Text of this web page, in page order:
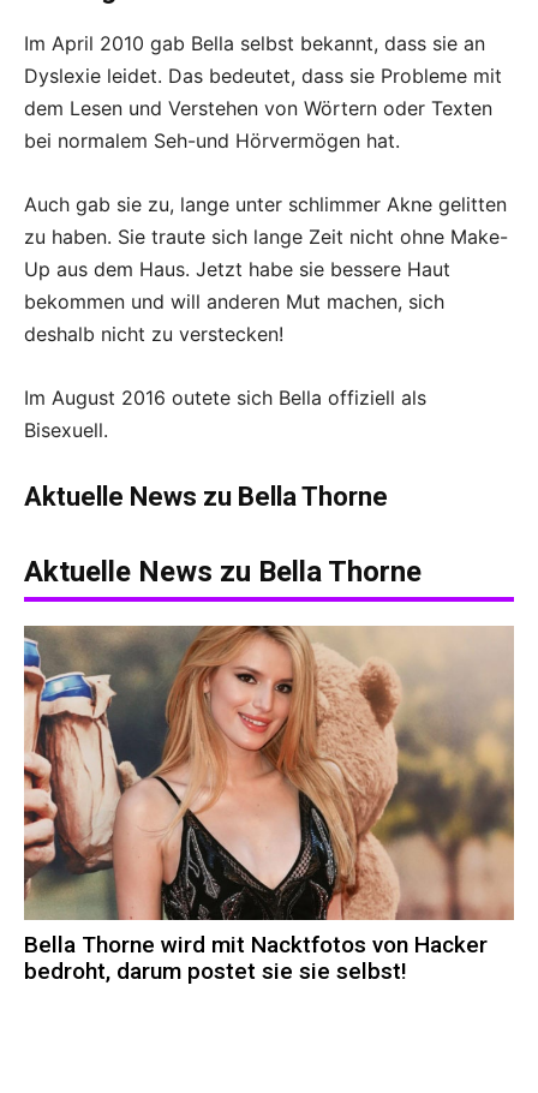
Im April 2010 gab Bella selbst bekannt, dass sie an
Dyslexie leidet. Das bedeutet, dass sie Probleme mit
dem Lesen und Verstehen von Wörtern oder Texten
bei normalem Seh-und Hörvermögen hat.
Auch gab sie zu, lange unter schlimmer Akne gelitten
zu haben. Sie traute sich lange Zeit nicht ohne Make-
Up aus dem Haus. Jetzt habe sie bessere Haut
bekommen und will anderen Mut machen, sich
deshalb nicht zu verstecken!
Im August 2016 outete sich Bella offiziell als
Bisexuell.
Aktuelle News zu Bella Thorne
Aktuelle News zu Bella Thorne
Bella Thorne wird mit Nacktfotos von Hacker
bedroht, darum postet sie sie selbst!